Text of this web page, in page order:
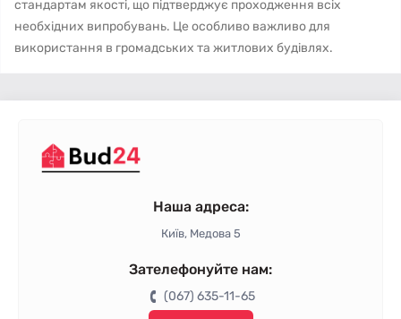
стандартам якості, що підтверджує проходження всіх
необхідних випробувань. Це особливо важливо для
використання в громадських та житлових будівлях.
Наша адреса:
Київ, Медова 5
Зателефонуйте нам:
(067) 635-11-65